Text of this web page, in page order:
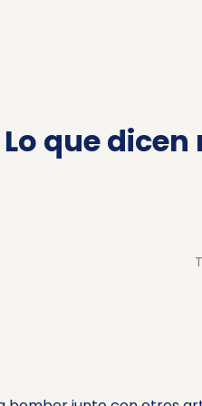
Lo que